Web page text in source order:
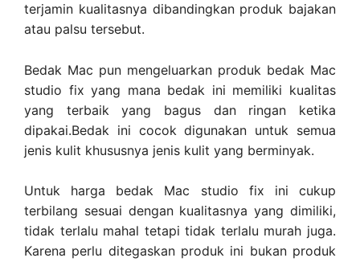
terjamin kualitasnya dibandingkan produk bajakan
atau palsu tersebut.
Bedak Mac pun mengeluarkan produk bedak Mac
studio fix yang mana bedak ini memiliki kualitas
yang terbaik yang bagus dan ringan ketika
dipakai.Bedak ini cocok digunakan untuk semua
jenis kulit khususnya jenis kulit yang berminyak.
Untuk harga bedak Mac studio fix ini cukup
terbilang sesuai dengan kualitasnya yang dimiliki,
tidak terlalu mahal tetapi tidak terlalu murah juga.
Karena perlu ditegaskan produk ini bukan produk